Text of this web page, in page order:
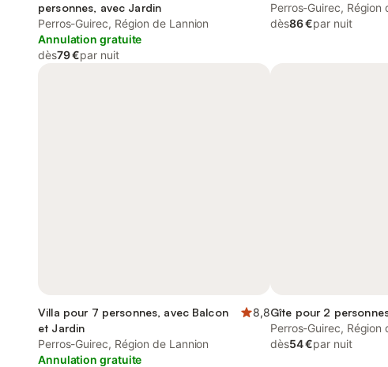
personnes, avec Jardin
Perros-Guirec, Région de Lannion
Annulation gratuite
dès79 €par nuit
Perros-Guirec, Région
dès86 €par nuit
Villa pour 7 personnes, avec Balcon
et Jardin
8,8
Perros-Guirec, Région de Lannion
Annulation gratuite
Gîte pour 2
Perros-Guirec, Région
dès54 €par nuit